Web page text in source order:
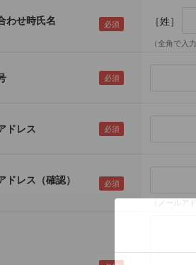
わせ時氏名 ［姓］
（全角で入
ドレス
ドレス（確認）
（メールア